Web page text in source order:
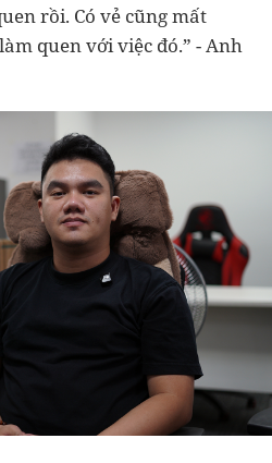
rồi. Có vẻ cũng mất
quen với việc đó.” - Anh